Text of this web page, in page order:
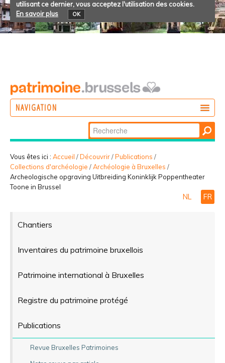
utilisant ce dernier, vous acceptez l'utilisation des cookies.
En savoir plus
OK
NAVIGATION
PARTICIPER
Chercher par
Recherche
avancée…
Vous êtes ici : Accueil /Découvrir/Publications /
Collections d'archéologie /Archéologie à Bruxelles /
Archeologische opgraving Uitbreiding Koninklijk Poppentheater
Toone in Brussel
NL FR
Chantiers
Inventaires du patrimoine bruxellois
Patrimoine international à Bruxelles
Registre du patrimoine protégé
Publications
Revue Bruxelles Patrimoines